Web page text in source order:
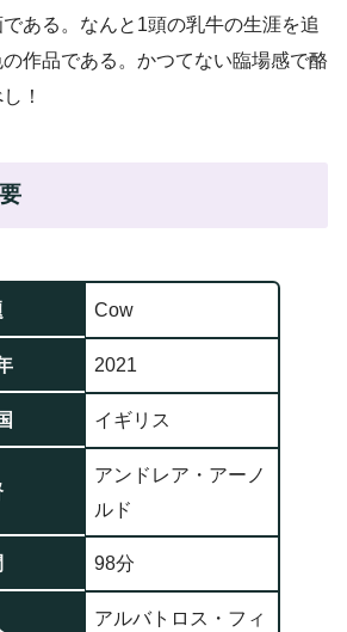
ある。なんと1頭の乳牛の生涯を追
作品である。かつてない臨場感で酪
！
Cow
2021
イギリス
アンドレア・アーノ
ルド
98分
アルバトロス・フィ